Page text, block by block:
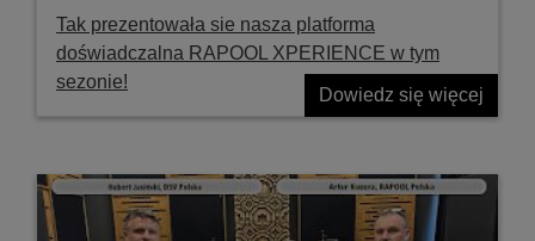
Tak prezentowała sie nasza platforma
doświadczalna RAPOOL XPERIENCE w tym
sezonie!
Dowiedz się więcej